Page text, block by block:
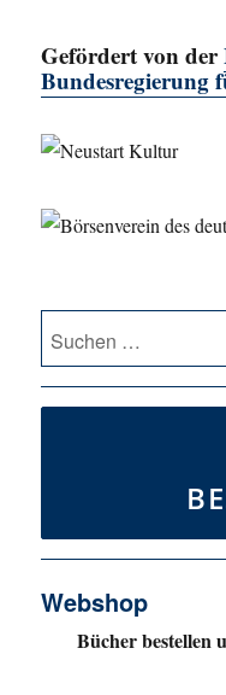
Gefördert von der
Suche
nach:
Webshop
Bücher bestellen